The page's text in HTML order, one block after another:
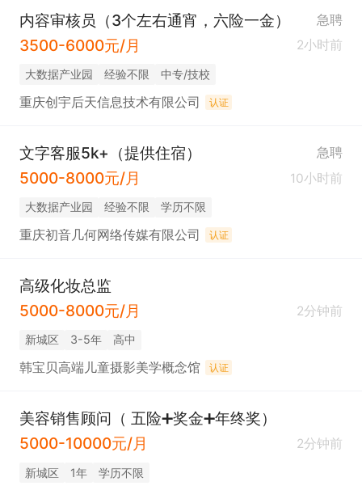
内容审核员（3个左右通宵，六险一金） 急聘
3500-6000元/月 2小时前
大数据产业园 经验不限 中专/技校
重庆创宇后天信息技术有限公司 认证
文字客服5k+（提供住宿） 急聘
5000-8000元/月 10小时前
大数据产业园 经验不限 学历不限
重庆初音几何网络传媒有限公司 认证
高级化妆总监
5000-8000元/月
2分钟前
新城区 3-5年 高中
韩宝贝高端儿童摄影美学概念馆 认证
美容销售顾问（ 五险➕奖金➕年终奖）
5000-10000元/月
2分钟前
新城区 1年 学历不限